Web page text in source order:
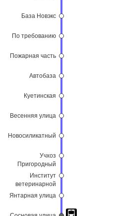
База Новэкс
По требованию
Пожарная часть
Автобаза
Куетинская
Весенняя улица
Новосиликатный
Учхоз
Пригородный
Институт
ветеринарной
Янтарная улица